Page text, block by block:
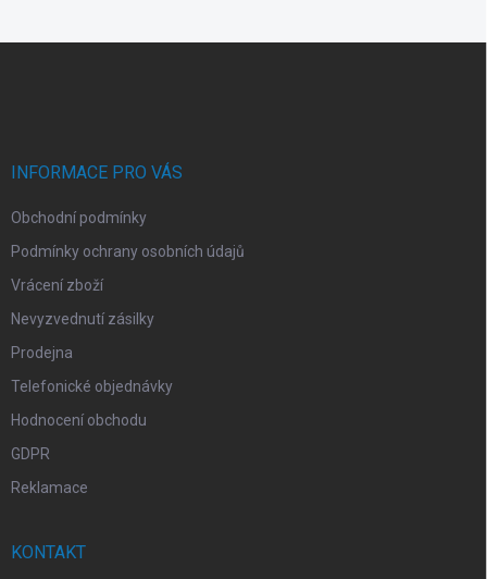
INFORMACE PRO VÁS
Obchodní podmínky
Podmínky ochrany osobních údajů
Vrácení zboží
Nevyzvednutí zásilky
Prodejna
Telefonické objednávky
Hodnocení obchodu
GDPR
Reklamace
KONTAKT